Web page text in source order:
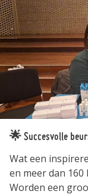
🌟 Succesvolle
Wat een
en meer dan
Worden een